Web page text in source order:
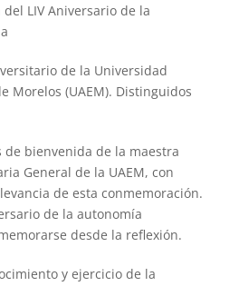
LIV Aniversario de la
de la Universidad
Morelos (UAEM). Distinguidos
de bienvenida de la maestra
General de la UAEM, con
de esta conmemoración.
de la autonomía
desde la reflexión.
y ejercicio de la